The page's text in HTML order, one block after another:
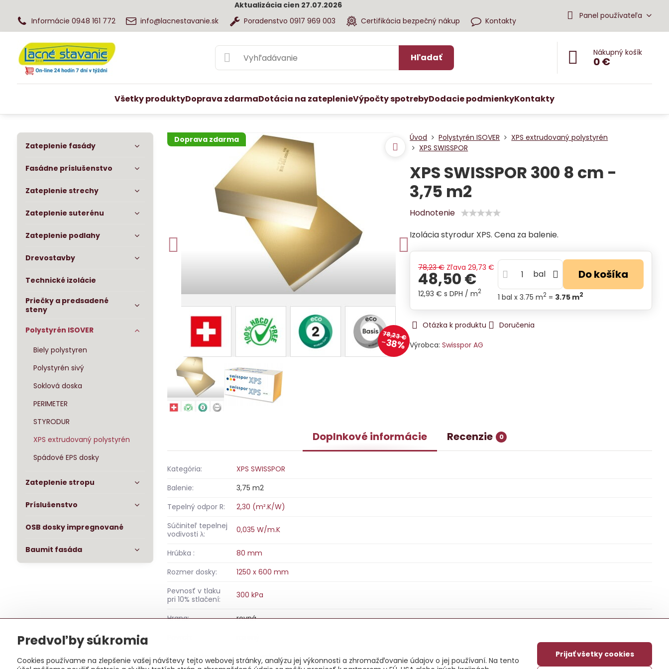
Aktualizácia cien 27.07.2026
Informácie 0948 161 772
info@lacnestavanie.sk Poradenstvo 0917 969 003 Certifikácia bezpečný nákup Kontakty
Panel používateľa
Hľadať Nákupný košík
0 €
Všetky produktyDoprava zdarmaDotácia na zateplenieVýpočty spotrebyDodacie podmienkyKontakty
Doprava zdarma
78,23 €
38%
Úvod Polystyrén ISOVER
XPS extrudovaný polystyrén
XPS SWISSPOR
XPS SWISSPOR 300 8 cm -
3,75 m2
Hodnotenie
Izolácia styrodur XPS. Cena za balenie.
78,23 € Zľava 29,73 €
48,50 €
12,93 € s DPH / m2
bal Do košíka
1 bal x 3.75 m2= 3.75m2
Otázka k produktu
Doručenia
Výrobca:Swisspor AG
Doplnkové informácie Recenzie 0
Kategória:
XPS SWISSPOR
Balenie:
3,75 m2
Tepelný odpor R:
2,30 (m².K/W)
Súčiniteľ tepelnej
vodivosti λ:
0,035 W/m.K
Hrúbka :
80 mm
Rozmer dosky:
1250 x 600 mm
Pevnosť v tlaku
pri 10% stlačení:
300 kPa
Hrana:
rovná
Typ izolácie:
XPS - tvrdený polystyrén
Zateplenie fasády
Fasádne príslušenstvo
Zateplenie strechy
Zateplenie suterénu
Zateplenie podlahy
Drevostavby
Technické izolácie
Priečky a predsadené
steny
Polystyrén ISOVER
Biely polystyren
Polystyrén sivý
Soklová doska
PERIMETER
STYRODUR
XPS extrudovaný polystyrén
Spádové EPS dosky
Zateplenie stropu
Príslušenstvo
OSB dosky impregnované
Baumit fasáda
Predvoľby súkromia
Cookies používame na zlepšenie vašej návštevy tejto webovej stránky, analýzu jej výkonnosti a zhromažďovanie údajov o jej používaní. Na tento
Prijať všetky cookies